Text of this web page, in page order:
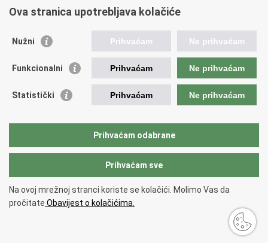
Besplatni telefoni javne uprave
Važne poveznice
Vlada Republike Hrvatske
Savjet za nacionalne manjine
Okvirna konvencija za zaštitu nacionalnih manjina
Ured zastupnika RH pred Eur.sudom za ljudska prava
Copyright © 2026 Ured za ljudska prava i prava nacionalnih manjina.
Uvjeti korištenja.
Ova stranica upotrebljava kolačiće
Nužni Prihvaćam Ne prihvaćam
Funkcionalni Prihvaćam Ne prihvaćam
Statistički Prihvaćam Ne prihvaćam
Prihvaćam odabrane
Prihvaćam sve
Na ovoj mrežnoj stranci koriste se kolačići. Molimo Vas da
pročitate Obavijest o kolačićima.